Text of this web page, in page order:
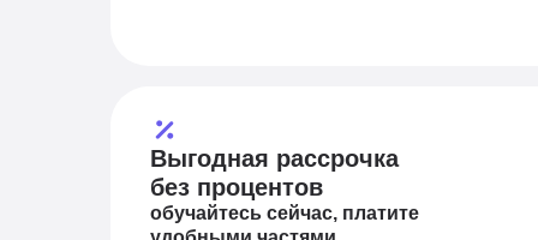
Выгодная рассрочка
без процентов
обучайтесь сейчас, платите